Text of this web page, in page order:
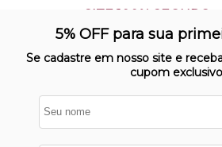
Nosso site opera em
protegido
5% OFF para sua
Se cadastre em nosso site e
cupom